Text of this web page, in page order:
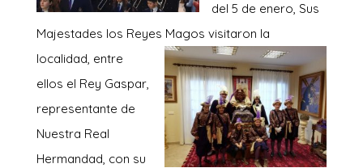
del 5 de enero, Sus
Majestades los Reyes Magos visitaron la
localidad, entre
ellos el Rey Gaspar,
representante de
Nuestra Real
Hermandad, con su